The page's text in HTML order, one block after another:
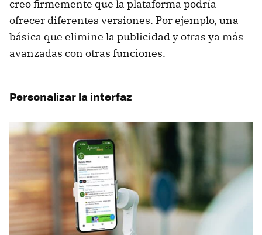
creo firmemente que la plataforma podría
ofrecer diferentes versiones. Por ejemplo, una
básica que elimine la publicidad y otras ya más
avanzadas con otras funciones.
Personalizar la interfaz